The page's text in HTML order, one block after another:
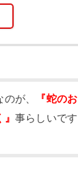
が、
『蛇のお
事らしいです